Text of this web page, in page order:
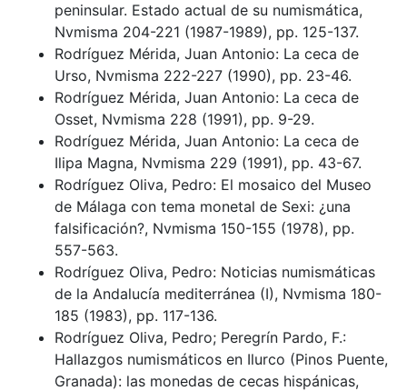
peninsular. Estado actual de su numismática,
Nvmisma 204-221 (1987-1989), pp. 125-137.
Rodríguez Mérida, Juan Antonio: La ceca de
Urso, Nvmisma 222-227 (1990), pp. 23-46.
Rodríguez Mérida, Juan Antonio: La ceca de
Osset, Nvmisma 228 (1991), pp. 9-29.
Rodríguez Mérida, Juan Antonio: La ceca de
Ilipa Magna, Nvmisma 229 (1991), pp. 43-67.
Rodríguez Oliva, Pedro: El mosaico del Museo
de Málaga con tema monetal de Sexi: ¿una
falsificación?, Nvmisma 150-155 (1978), pp.
557-563.
Rodríguez Oliva, Pedro: Noticias numismáticas
de la Andalucía mediterránea (I), Nvmisma 180-
185 (1983), pp. 117-136.
Rodríguez Oliva, Pedro; Peregrín Pardo, F.:
Hallazgos numismáticos en Ilurco (Pinos Puente,
Granada): las monedas de cecas hispánicas,